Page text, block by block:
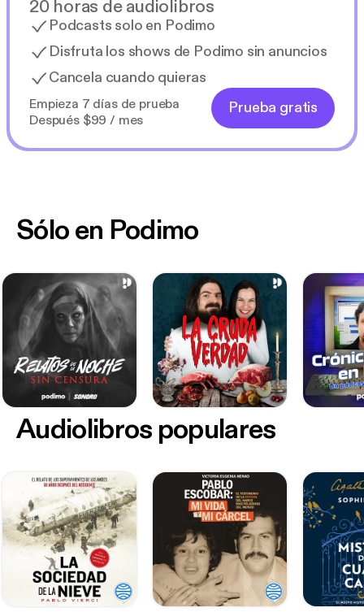
20 horas de audiolibros
Podcasts solo en Podimo
Disfruta los shows de Podimo sin anuncios
Cancela cuando quieras
Empieza 7 días de prueba
Después $99 / mes
Prueba gratis
Sólo en Podimo
Audiolibros populares